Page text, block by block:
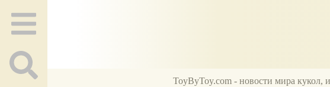
ToyByToy.com - новости мира кукол,